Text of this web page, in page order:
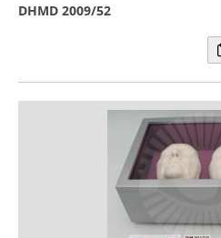
DHMD 2009/52